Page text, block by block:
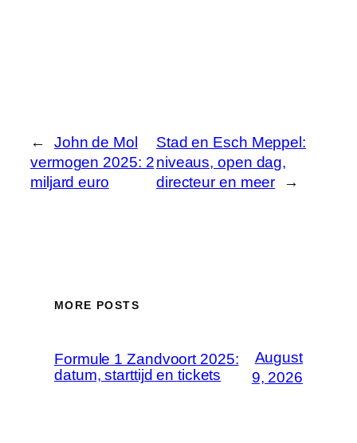
←
John de Mol
vermogen 2025: 2
miljard euro
Stad en Esch Meppel:
niveaus, open dag,
directeur en meer
→
MORE POSTS
Formule 1 Zandvoort 2025:
datum, starttijd en tickets
August
9, 2026